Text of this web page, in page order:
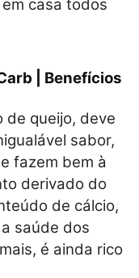
casa todos
| Benefícios
de queijo, deve
sabor,
fazem bem à
derivado do
de cálcio,
saúde dos
é ainda rico